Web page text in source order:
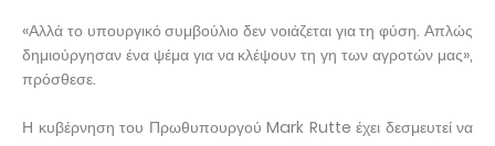
«Αλλά το υπουργικό συμβούλιο δεν νοιάζεται για τη φύση. Απλώς
δημιούργησαν ένα ψέμα για να κλέψουν τη γη των αγροτών μας»,
πρόσθεσε.
Η κυβέρνηση του Πρωθυπουργού Mark Rutte έχει δεσμευτεί να